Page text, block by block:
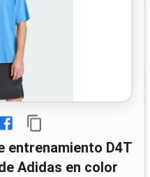
Adidas en color